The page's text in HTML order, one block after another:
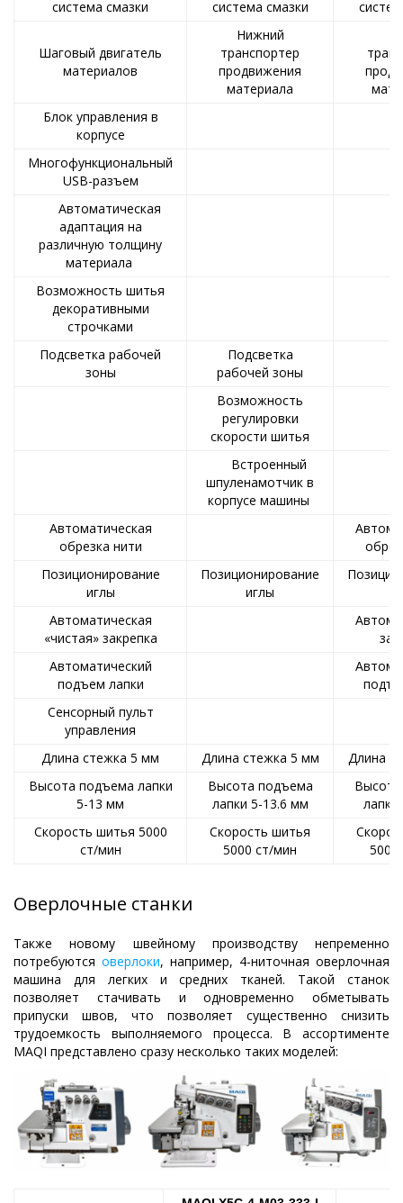
система смазки система смазки
Шаговый двигатель
материалов
Нижний
транспортер
продвижения
материала
Блок управления в
корпусе
Многофункциональный
USB-разъем
Автоматическая
адаптация на
различную толщину
материала
Возможность шитья
декоративными
строчками
Подсветка рабочей
зоны
Подсветка
рабочей зоны
Возможность
регулировки
скорости шитья
Встроенный
шпуленамотчик в
корпусе машины
Автоматическая
обрезка нити
Позиционирование
иглы
Позиционирование
иглы
Автоматическая
«чистая» закрепка
Автоматический
подъем лапки
Сенсорный пульт
управления
Длина стежка 5 мм
Длина стежка 5 мм
Длина
Высота подъема лапки
5-13 мм
Высота подъема
лапки 5-13.6 мм
Скорость шитья 5000
ст/мин
Скорость шитья
5000 ст/мин
5000
Оверлочные станки
Также новому швейному производству непременно
потребуются оверлоки, например, 4-ниточная оверлочная
машина для легких и средних тканей. Такой станок
позволяет стачивать и одновременно обметывать
припуски швов, что позволяет существенно снизить
трудоемкость выполняемого процесса. В ассортименте
MAQI представлено сразу несколько таких моделей: